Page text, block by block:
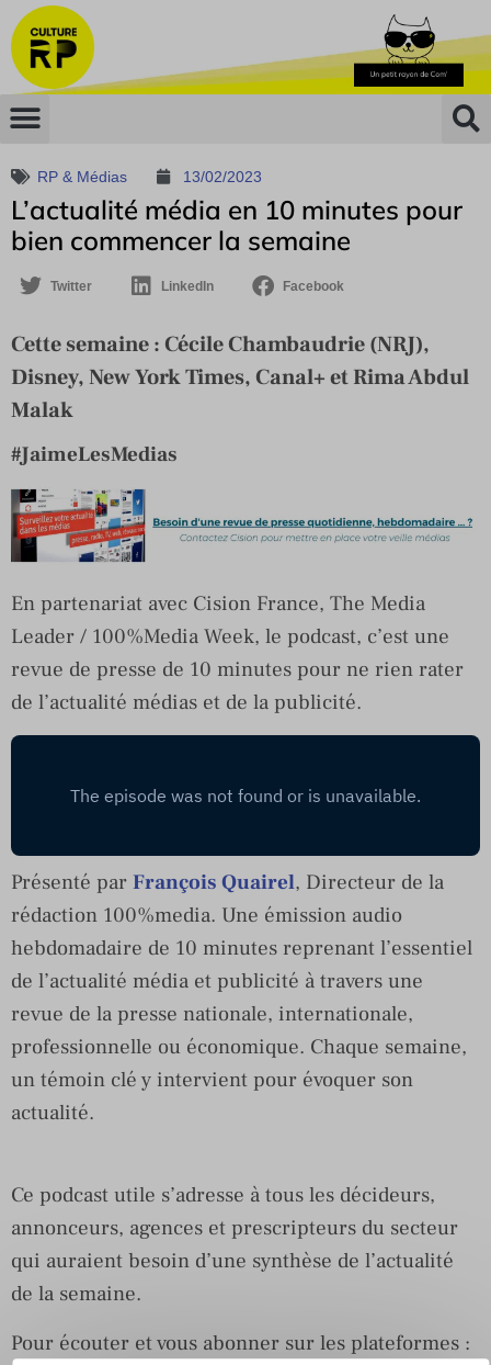
RP & Médias 13/02/2023
L’actualité média en 10 minutes pour
bien commencer la semaine
Twitter LinkedIn Facebook
Cette semaine : Cécile Chambaudrie (NRJ),
Disney, New York Times, Canal+ et Rima Abdul
Malak
#JaimeLesMedias
En partenariat avec Cision France, The Media
Leader / 100%Media Week, le podcast, c’est une
revue de presse de 10 minutes pour ne rien rater
de l’actualité médias et de la publicité.
Présenté par François Quairel, Directeur de la
rédaction 100%media. Une émission audio
hebdomadaire de 10 minutes reprenant l’essentiel
de l’actualité média et publicité à travers une
revue de la presse nationale, internationale,
professionnelle ou économique. Chaque semaine,
un témoin clé y intervient pour évoquer son
actualité.
Ce podcast utile s’adresse à tous les décideurs,
annonceurs, agences et prescripteurs du secteur
qui auraient besoin d’une synthèse de l’actualité
de la semaine.
Pour écouter et vous abonner sur les plateformes :